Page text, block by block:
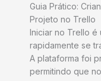
Guia Prático:
Projeto no Trello
Iniciar no Trello
rapidamente se
A plataforma foi
permitindo que